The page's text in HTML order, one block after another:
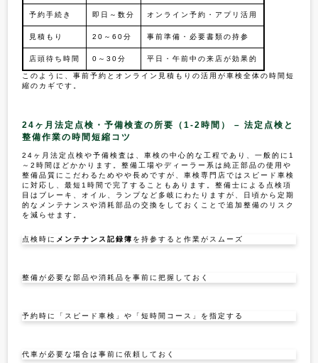
予約手続き 即日～数分 オンライン予約・アプリ活用
見積もり 20～60分 事前準備・必要書類の持参
店頭待ち時間 0～30分 平日・午前中の来店が効果的
このように、事前予約とオンライン見積もりの活用が車検全体の時間短
縮のカギです。
24ヶ月法定点検・予備検査の所要（1-2時間） – 法定点検と
整備作業の時間短縮コツ
24ヶ月法定点検や予備検査は、車検の中心的な工程であり、一般的に1
～2時間ほどかかります。整備工場やディーラー系は純正部品の使用や
整備品質にこだわるためやや長めですが、車検専門店ではスピード車検
に対応し、最短1時間で完了することもあります。整備士による点検項
目はブレーキ、オイル、ランプなど多岐にわたりますが、日頃から定期
的なメンテナンスや消耗部品の交換をしておくことで追加整備のリスク
を減らせます。
点検時に メンテナンス記録簿 を持参すると作業がスムーズ
整備が必要な部品や消耗品を事前に把握しておく
予約時に「スピード車検」や「短時間コース」を指定する
代車が必要な場合は事前に依頼しておく